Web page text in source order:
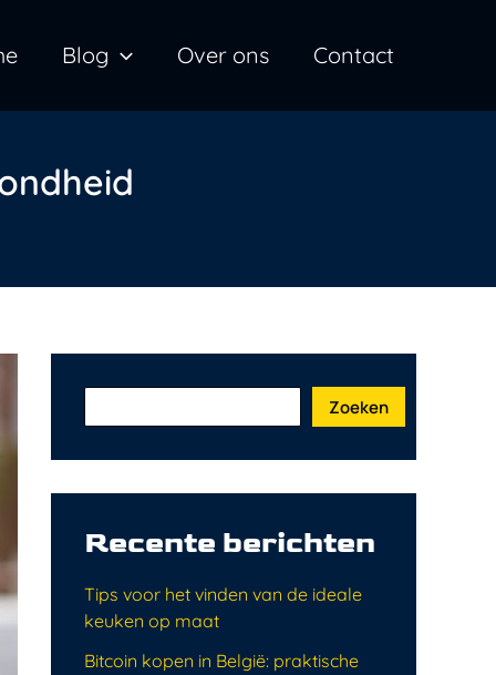
Blog Over ons Contact
o
n
Zoeken
Recente berichten
Tips voor het vinden van de ideale
keuken op maat
Bitcoin kopen in België: praktische